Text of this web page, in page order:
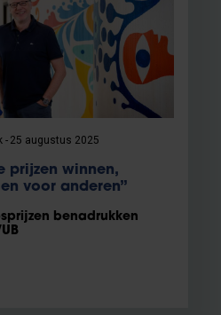
25 augustus 2025
prijzen winnen,
voor anderen”
benadrukken